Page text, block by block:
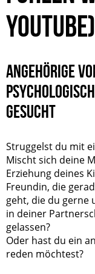
YOUTUBE)
ANGEHÖRIGE
GESUCHT
Struggelst du mit
Mischt sich deine
Erziehung deines
Freundin, die
geht, die du gerne
in deiner
gelassen?
Oder hast du ein
reden möchtest?